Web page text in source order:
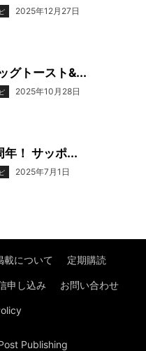
2025年12月27日
グトースト&...
2025年10月28日
年！ サッポ...
2025年7月1日
載について 定期購読
申し込み お問い合わせ
Publishing